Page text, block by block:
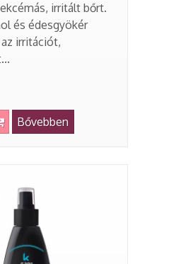
irritált bőrt.
és édesgyökér
irritációt,
Bővebben